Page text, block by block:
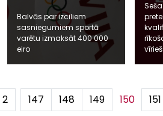
Balvās par izciliem
sasniegumiem sportā
varētu izmaksāt 400 000
eiro
2 147 148 149 150 151